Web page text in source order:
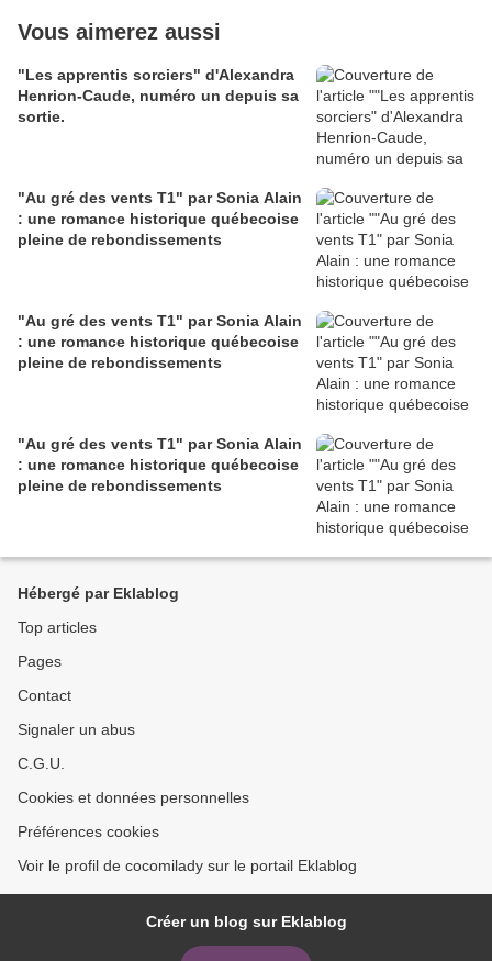
Vous aimerez aussi
"Les apprentis sorciers" d'Alexandra
Henrion-Caude, numéro un depuis sa
sortie.
"Au gré des vents T1" par Sonia Alain
: une romance historique québecoise
pleine de rebondissements
"Au gré des vents T1" par Sonia Alain
: une romance historique québecoise
pleine de rebondissements
"Au gré des vents T1" par Sonia Alain
: une romance historique québecoise
pleine de rebondissements
Hébergé par Eklablog
Top articles
Pages
Contact
Signaler un abus
C.G.U.
Cookies et données personnelles
Préférences cookies
Voir le profil de cocomilady sur le portail Eklablog
Créer un blog sur Eklablog